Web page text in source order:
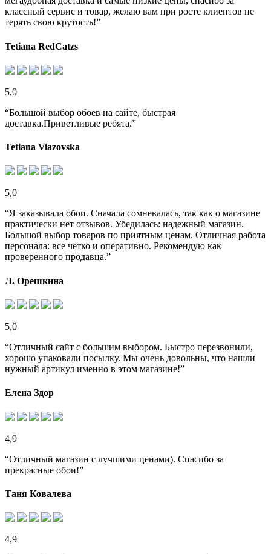
классный сервис и товар, желаю вам при росте клиентов не
терять свою крутость!”
Tetiana RedCatzs
5,0
“Большой выбор обоев на сайте, быстрая
доставка.Приветливые ребята.”
Tetiana Viazovska
5,0
“Я заказывала обои. Сначала сомневалась, так как о магазине
практически нет отзывов. Убедилась: надежный магазин.
Большой выбор товаров по приятным ценам. Отличная работа
персонала: все четко и оперативно. Рекомендую как
проверенного продавца.”
Л. Орешкина
5,0
“Отличный сайт с большим выбором. Быстро перезвонили,
хорошо упаковали посылку. Мы очень довольны, что нашли
нужный артикул именно в этом магазине!”
Елена Здор
4,9
“Отличный магазин с лучшими ценами). Спасибо за
прекрасные обои!”
Таня Ковалева
4,9